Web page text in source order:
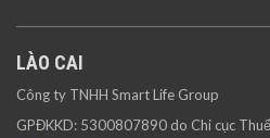
LÀO CAI
Công ty TNHH Smart Life Group
GPĐKKD: 5300807890 do Chi cục